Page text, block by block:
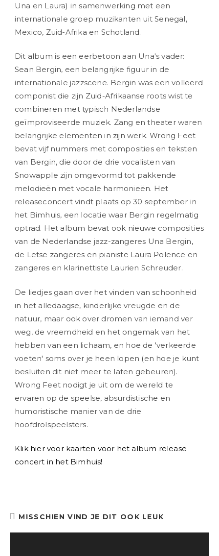
Una en Laura) in samenwerking met een
internationale groep muzikanten uit Senegal,
Mexico, Zuid-Afrika en Schotland.
Dit album is een eerbetoon aan Una's vader:
Sean Bergin, een belangrijke figuur in de
internationale jazzscene. Bergin was een volleerd
componist die zijn Zuid-Afrikaanse roots wist te
combineren met typisch Nederlandse
geïmproviseerde muziek. Zang en theater waren
belangrijke elementen in zijn werk. Wrong Feet
bevat vijf nummers met composities en teksten
van Bergin, die door de drie vocalisten van
Snowapple zijn omgevormd tot pakkende
melodieën met vocale harmonieën. Het
releaseconcert vindt plaats op 30 september in
het Bimhuis, een locatie waar Bergin regelmatig
optrad. Het album bevat ook nieuwe composities
van de Nederlandse jazz-zangeres Una Bergin,
de Letse zangeres en pianiste Laura Polence en
zangeres en klarinettiste Laurien Schreuder.
De liedjes gaan over het vinden van schoonheid
in het alledaagse, kinderlijke vreugde en de
natuur, maar ook over dromen van iemand ver
weg, de vreemdheid en het ongemak van het
hebben van een lichaam, en hoe de 'verkeerde
voeten' soms over je heen lopen (en hoe je kunt
besluiten dit niet meer te laten gebeuren).
Wrong Feet nodigt je uit om de wereld te
ervaren op de speelse, absurdistische en
humoristische manier van de drie
hoofdrolspeelsters.
Klik hier voor kaarten voor het album release
concert in het Bimhuis!
MISSCHIEN VIND JE DIT OOK LEUK